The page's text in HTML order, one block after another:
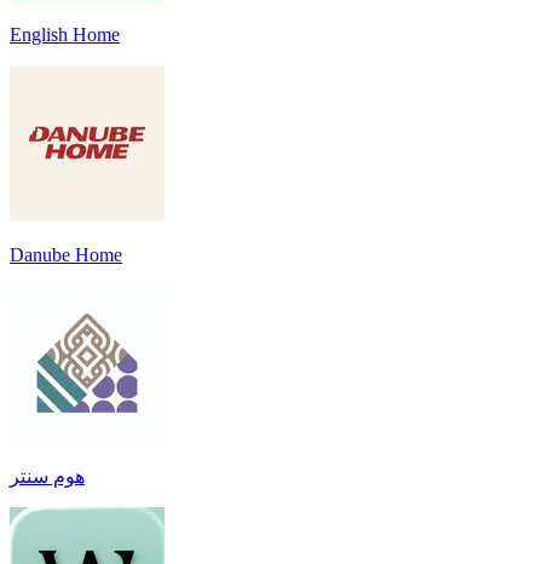
English Home
Danube Home
هوم سنتر